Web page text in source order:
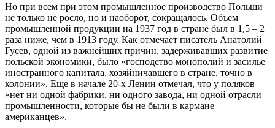
Но при всем при этом промышленное производство Польши
не только не росло, но и наоборот, сокращалось. Объем
промышленной продукции на 1937 год в стране был в 1,5 – 2
раза ниже, чем в 1913 году. Как отмечает писатель Анатолий
Гусев, одной из важнейших причин, задерживавших развитие
польской экономики, было «господство монополий и засилье
иностранного капитала, хозяйничавшего в стране, точно в
колонии». Еще в начале 20-х Ленин отмечал, что у поляков
«нет ни одной фабрики, ни одного завода, ни одной отрасли
промышленности, которые бы не были в кармане
американцев».